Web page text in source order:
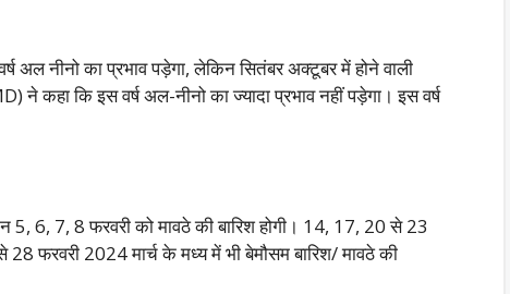
अल नीनो का प्रभाव पड़ेगा, लेकिन सितंबर अक्टूबर में होने वाली
ने कहा कि इस वर्ष अल-नीनो का ज्यादा प्रभाव नहीं पड़ेगा। इस वर्ष
6, 7, 8 फरवरी को मावठे की बारिश होगी। 14, 17, 20 से 23
फरवरी 2024 मार्च के मध्य में भी‌ बेमौसम बारिश/ मावठे की